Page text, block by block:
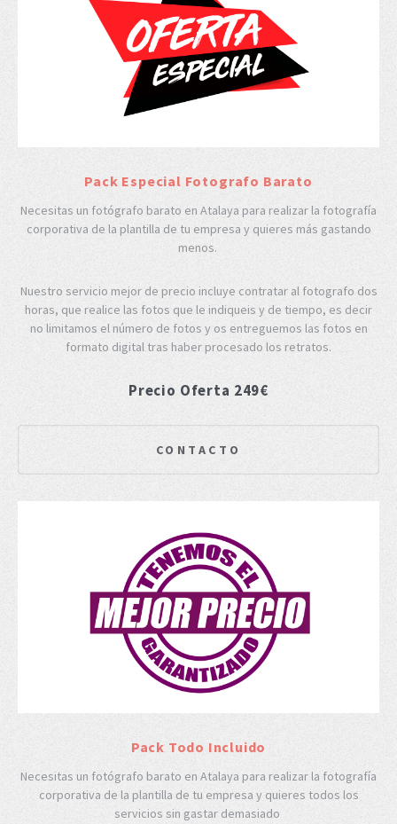
Pack Especial Fotografo Barato
Necesitas un fotógrafo barato en Atalaya para realizar la fotografía
corporativa de la plantilla de tu empresa y quieres más gastando
menos.
Nuestro servicio mejor de precio incluye contratar al fotografo dos
horas, que realice las fotos que le indiqueis y de tiempo, es decir
no limitamos el número de fotos y os entreguemos las fotos en
formato digital tras haber procesado los retratos.
Precio Oferta 249€
CONTACTO
Pack Todo Incluido
Necesitas un fotógrafo barato en Atalaya para realizar la fotografía
corporativa de la plantilla de tu empresa y quieres todos los
servicios sin gastar demasiado